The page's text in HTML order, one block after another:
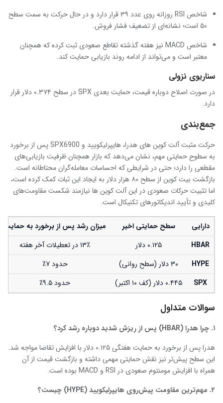
شاخص RSI روزانه روی عدد ۳۹ قرار دارد و در حال حرکت به سمت سطح
۵۰ است؛ نشانه‌ای از تضعیف فشار فروش.
شاخص MACD نیز هفته گذشته تقاطع صعودی ثبت کرده که همچنان
معتبر است و می‌تواند از ادامه روند بازیابی حمایت کند.
سناریوی نزولی
در صورت اصلاح دوباره قیمت، حمایت بعدی SPX در سطح ۰.۳۷۴ دلار قرار
دارد.
جمع‌بندی
حرکت مثبت آلت کوین ‌های هدرا، هایپرلیکویید و SPX6900 پس از برخورد
به سطوح حمایتی مهم، نشان می‌دهد که بازار همچنان ظرفیت بازیابی‌های
مقطعی را دارد؛ حتی در شرایطی که احساسات معامله‌گران محتاطانه است.
بازگشت بیت کوین از سطح ۸۰ هزار دلار به ایجاد این ثبات کمک کرده است،
اما تثبیت حرکات صعودی در این آلت کوین ‌ها نیازمند شکست مقاومت‌های
کلیدی و تأیید اندیکاتورهای تکنیکال است.
دارایی سطح حمایتی اخیر
میزان رشد پس از برخورد به حمایت
HBAR
۰.۱۲۵ دلار
۱۳٪ در تعطیلات آخر هفته
HYPE
۳۰ دلار (سطح روانی)
حدود ۷٪
SPX
۰.۴۴۵ دلار (کف ۱۰ اکتبر) حدود ۹.۵٪
سوالات متداول
۱. چرا هدرا(HBAR)
پس از ریزش شدید دوباره رشد کرد؟
هدرا پس از برخورد به حمایت هفتگی ۰.۱۲۵ دلار با افزایش تقاضا مواجه شد.
این سطح پیش‌تر نیز نقش حمایتی مهمی داشته و بازگشت قیمت از آن
همراه با افزایش مومنتوم صعودی در RSI و MACD بوده است.
۲. مهم‌ترین مقاومت پیش‌روی هایپرلیکویید(HYPE)
چیست؟